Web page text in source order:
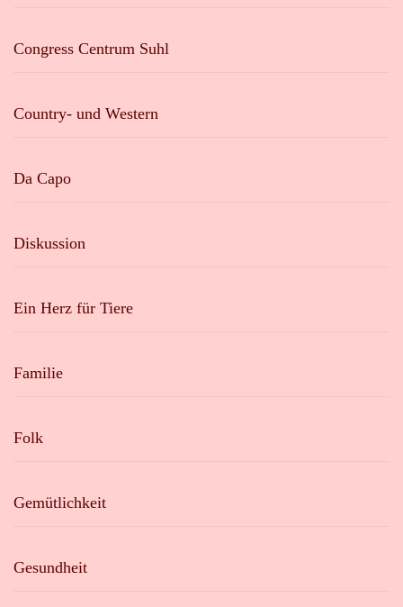
Congress Centrum Suhl
Country- und Western
Da Capo
Diskussion
Ein Herz für Tiere
Familie
Folk
Gemütlichkeit
Gesundheit